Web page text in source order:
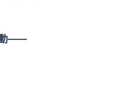
動——